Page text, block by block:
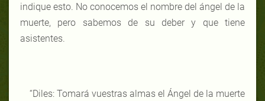
indique esto. No conocemos el nombre del ángel de la
muerte, pero sabemos de su deber y que tiene
asistentes.
“Diles: Tomará vuestras almas el Ángel de la muerte